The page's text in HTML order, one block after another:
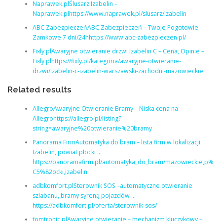
Naprawek.plŚlusarz Izabelin –
Naprawek.plhttps://www.naprawek.pl/slusarz/izabelin
ABC ZabezpieczeńABC Zabezpieczeń – Twoje Pogotowie
Zamkowe 7 dni/24hhttps://www.abc-zabezpieczen.pl/
Fixly.plAwaryjne otwieranie drzwi Izabelin C – Cena, Opinie –
Fixly.plhttps://fixly.pl/kategoria/awaryjne-otwieranie-
drzwi/izabelin-c-izabelin-warszawski-zachodni-mazowieckie
Related results
AllegroAwaryjne Otwieranie Bramy – Niska cena na
Allegrohttps://allegro.pl/listing?
string=awaryjne%20otwieranie%20bramy
Panorama FirmAutomatyka do bram – lista firm w lokalizacji:
Izabelin, powiat płocki …
https://panoramafirm.pl/automatyka_do_bram/mazowieckie,p%
C5%82ocki,izabelin
adbkomfort.plSterownik SOS –automatyczne otwieranie
szlabanu, bramy syreną pojazdów …
https://adbkomfort.pl/oferta/sterownik-sos/
tomtronic.plAwaryjne otwieranie – mechanizm kluczykowy –